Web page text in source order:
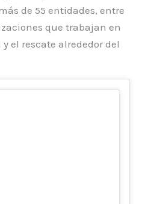
de 55 entidades, entre
que trabajan en
el rescate alrededor del